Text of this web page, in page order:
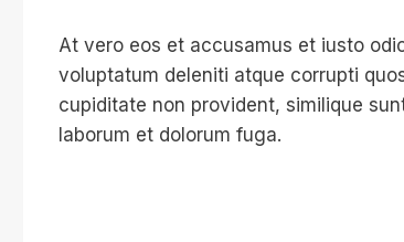
At vero eos et accusamus et iusto
voluptatum deleniti atque corrupti
cupiditate non provident, similique
laborum et dolorum fuga.